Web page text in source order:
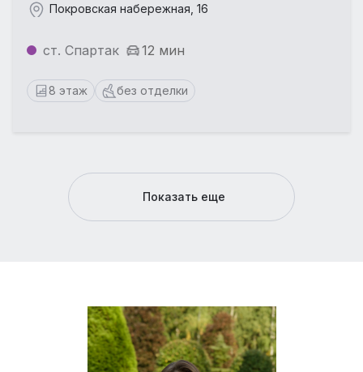
Покровская набережная, 16
ст. Спартак 12 мин
8 этаж без отделки
Показать еще